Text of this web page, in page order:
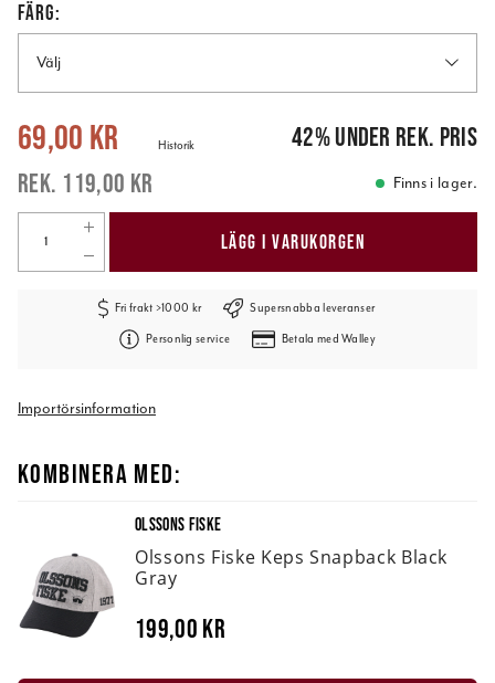
FÄRG:
Välj
Nuvarande pris: 119,00 kr
69,00 kr
119,00 kr
Historik 42%under rek. pris
Finns i lager.
LÄGG I VARUKORGEN
Fri frakt >1000 kr Supersnabba leveranser
Personlig service Betala med Walley
Importörsinformation
KOMBINERA MED:
OLSSONS FISKE
Olssons Fiske Keps Snapback Black
Gray
199,00 kr